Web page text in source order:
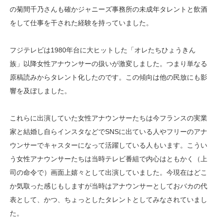
の菊間千乃さんも確かジャニーズ事務所の未成年タレントと飲酒
をして仕事を干された経験を持っていました。
フジテレビは1980年台に大ヒットした「オレたちひょうきん
族」以降女性アナウンサーの扱いが激変しました。つまり単なる
原稿読みからタレント化したのです。この傾向は他の民放にも影
響を及ぼしました。
これらに出演していた女性アナウンサーたちは今フランスの実業
家と結婚し自らインスタなどでSNSに出ている人やフリーのアナ
ウンサーでキャスターになって活躍している人もいます。こうい
う女性アナウンサーたちは当時テレビ番組で内心はともかく（上
司の命令で）画面上嬉々として出演していました。今現在はどこ
か気取った感じもしますが当時はアナウンサーとしておバカの代
表として、かつ、ちょっとしたタレントとしてみなされていまし
た。